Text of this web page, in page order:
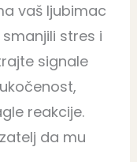
vaš ljubimac
stres i
signale
reakcije.
da mu